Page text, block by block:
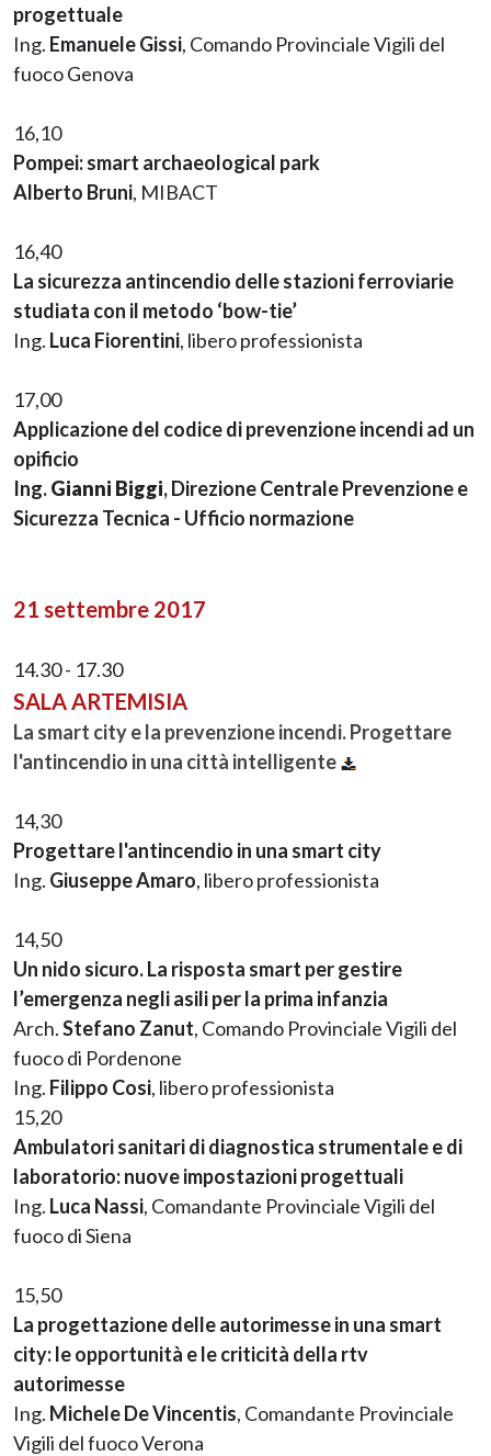
progettuale
Ing. Emanuele Gissi, Comando Provinciale Vigili del
fuoco Genova
16,10
Pompei: smart archaeological park
Alberto Bruni, MIBACT
16,40
La sicurezza antincendio delle stazioni ferroviarie
studiata con il metodo ‘bow-tie’
Ing. Luca Fiorentini, libero professionista
17,00
Applicazione del codice di prevenzione incendi ad un
opificio
Ing.Gianni Biggi, Direzione Centrale Prevenzione e
Sicurezza Tecnica - Ufficio normazione
21 settembre 2017
14.30 - 17.30
SALA ARTEMISIA
La smart city e la prevenzione incendi. Progettare
l'antincendio in una città intelligente
14,30
Progettare l'antincendio in una smart city
Ing. Giuseppe Amaro, libero professionista
14,50
Un nido sicuro. La risposta smart per gestire
l’emergenza negli asili per la prima infanzia
Arch.Stefano Zanut, Comando Provinciale Vigili del
fuoco di Pordenone
Ing. Filippo Cosi, libero professionista
15,20
Ambulatori sanitari di diagnostica strumentale e di
laboratorio: nuove impostazioni progettuali
Ing. Luca Nassi, Comandante Provinciale Vigili del
fuoco di Siena
15,50
La progettazione delle autorimesse in una smart
city: le opportunità e le criticità della rtv
autorimesse
Ing. Michele De Vincentis, Comandante Provinciale
Vigili del fuoco Verona